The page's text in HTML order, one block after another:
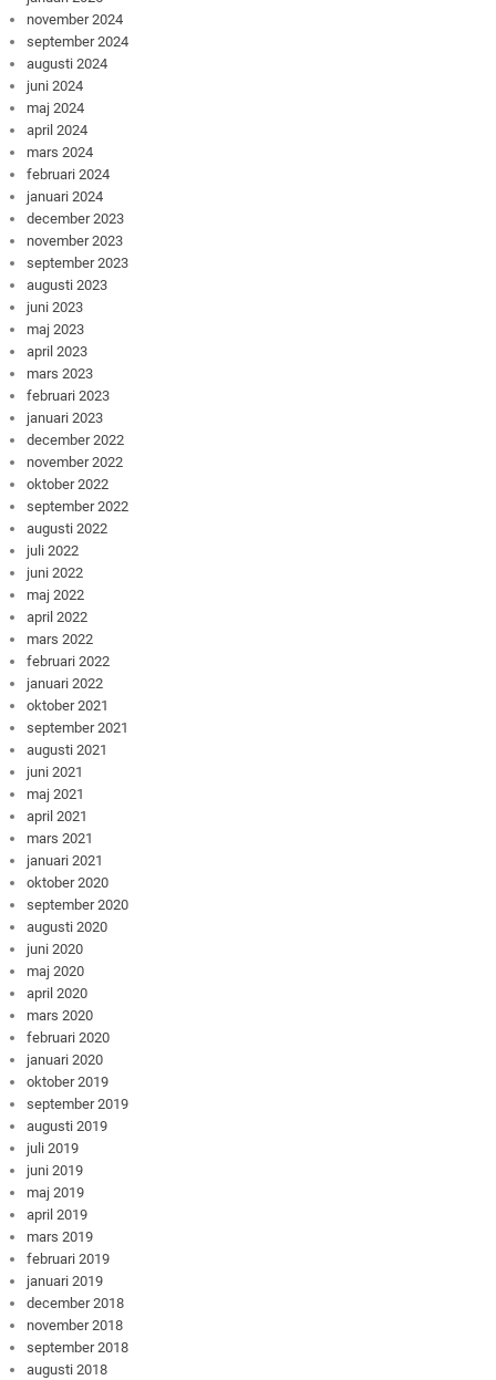
november 2024
september 2024
augusti 2024
juni 2024
maj 2024
april 2024
mars 2024
februari 2024
januari 2024
december 2023
november 2023
september 2023
augusti 2023
juni 2023
maj 2023
april 2023
mars 2023
februari 2023
januari 2023
december 2022
november 2022
oktober 2022
september 2022
augusti 2022
juli 2022
juni 2022
maj 2022
april 2022
mars 2022
februari 2022
januari 2022
oktober 2021
september 2021
augusti 2021
juni 2021
maj 2021
april 2021
mars 2021
januari 2021
oktober 2020
september 2020
augusti 2020
juni 2020
maj 2020
april 2020
mars 2020
februari 2020
januari 2020
oktober 2019
september 2019
augusti 2019
juli 2019
juni 2019
maj 2019
april 2019
mars 2019
februari 2019
januari 2019
december 2018
november 2018
september 2018
augusti 2018